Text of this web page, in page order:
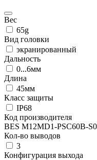
Вес
65g
Вид головки
экранированный
Дальность
0...6мм
Длина
45мм
Класс защиты
IP68
Код производителя
BES M12MD1-PSC60B-
Кол-во выводов
3
Конфигурация выхода